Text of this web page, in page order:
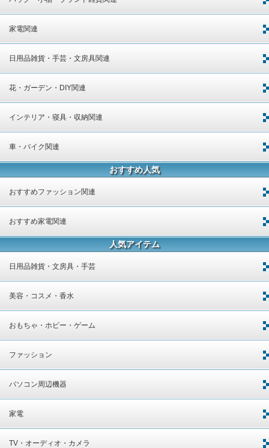
家電関連
日用品雑貨・手芸・文房具関連
花・ガーデン・DIY関連
インテリア・寝具・収納関連
車・バイク関連
おすすめ人気
おすすめファッション関連
おすすめ家電関連
人気アイテム
日用品雑貨・文房具・手芸
美容・コスメ・香水
おもちゃ・ホビー・ゲーム
ファッション
パソコン周辺機器
家電
TV・オーディオ・カメラ